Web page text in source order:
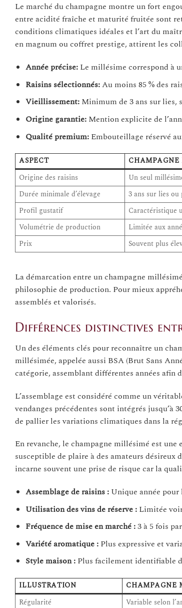
Le marché du champagne montre un fort
entre acidité fraîche et maturité fruitée sont
conditions climatiques idéales et l’art du
en magnum ou coffret prestige, attirent les
Année précise:Le millésime correspond à
Raisins sélectionnés:Au moins 85 % des
Vieillissement:Minimum de 3 ans sur lies,
Origine garantie:Mention explicite de
Qualité premium:Embouteillage réservé
ASPECT
Origine des raisins
Un seul
Durée minimale d’élevage
3 ans sur lies ou
Profil gustatif
Caractéristique
Volumétrie de production
Limitée aux
Prix
Souvent plus
La démarcation entre un champagne
philosophie de production. Pour mieux
assemblés et valorisés.
Différences distinctives
Un des éléments clés pour reconnaître un
millésimée, appelée aussi BSA (Brut Sans
catégorie, assemblant différentes années
L’assemblage est considéré comme un
vendanges précédentes sont intégrés
de pallier les variations climatiques dans la
En revanche, le champagne millésimé est
susceptible de plaire à des amateurs
incarne souvent une prise de risque car la
Assemblage de raisins :Unique année pour
Utilisation des vins de réserve :Limitée
Fréquence de mise en marché :3 à 5 fois
Variété aromatique :Plus expressive et
Style maison :Plus facilement identifiable
ILLUSTRATION CHAMPAGNE
Régularité
Variable selon